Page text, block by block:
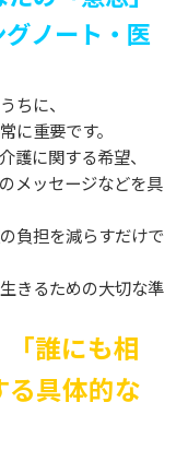
ノート・医
ちに、
に重要です。
護に関する希望、
メッセージなどを具
負担を減らすだけで
きるための大切な準
誰にも相
具体的な